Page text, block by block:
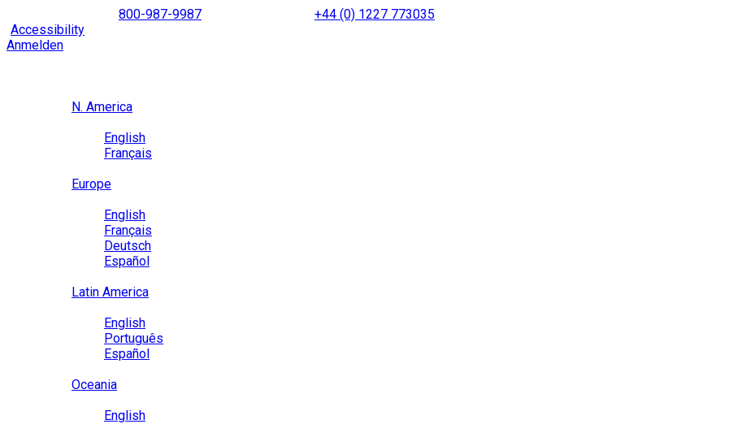
to
content
800-987-9987
+44 (0) 1227 773035
Accessibility
Anmelden
N. America
English
Français
Europe
English
Français
Deutsch
Español
Latin America
English
Português
Español
Oceania
English